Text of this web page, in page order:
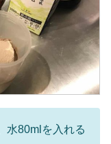
水80mlを入れる